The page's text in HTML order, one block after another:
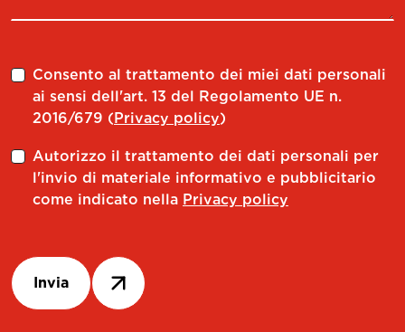
Consento al trattamento dei miei dati personali
ai sensi dell'art. 13 del Regolamento UE n.
2016/679 (Privacy policy)
Autorizzo il trattamento dei dati personali per
l'invio di materiale informativo e pubblicitario
come indicato nella Privacy policy
Invia